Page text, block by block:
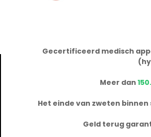
Gecertificeerd medisch
Meer dan
Het einde van zweten binnen
Geld terug